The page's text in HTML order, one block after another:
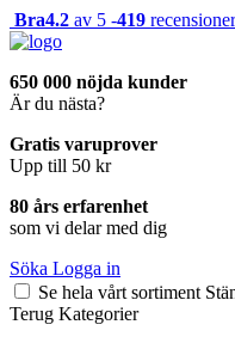
Bra4.2 av 5 -419 recensioner
650 000 nöjda kunder
Är du nästa?
Gratis varuprover
Upp till 50 kr
80 års erfarenhet
som vi delar med dig
Söka Logga in
Se hela vårt sortiment
Terug Kategorier